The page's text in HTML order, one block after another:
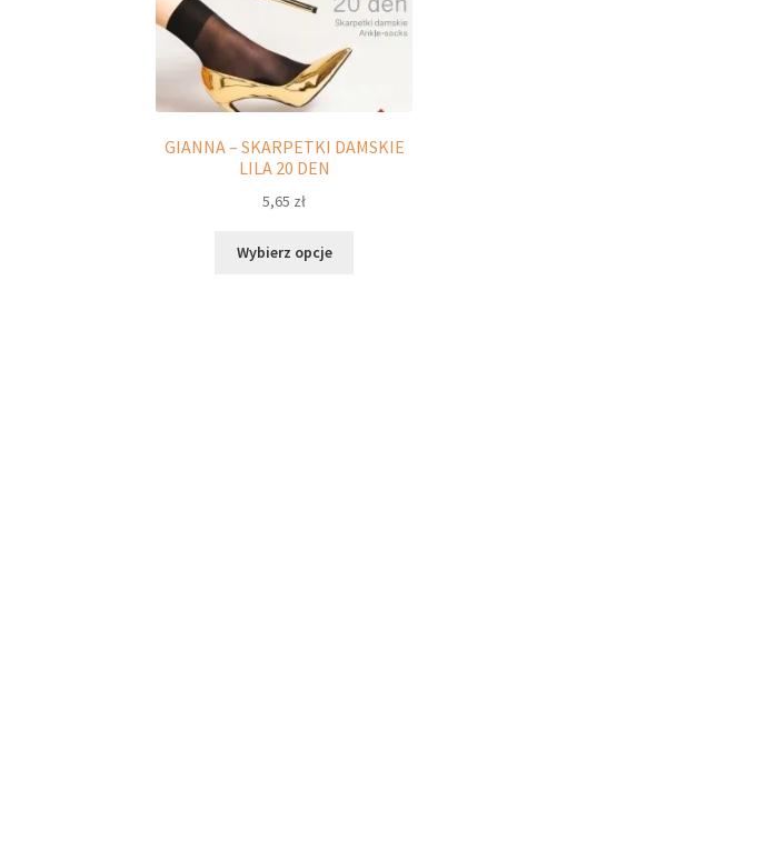
GIANNA – SKARPETKI DAMSKIE
LILA 20 DEN
5,65 zł
Wybierz opcje